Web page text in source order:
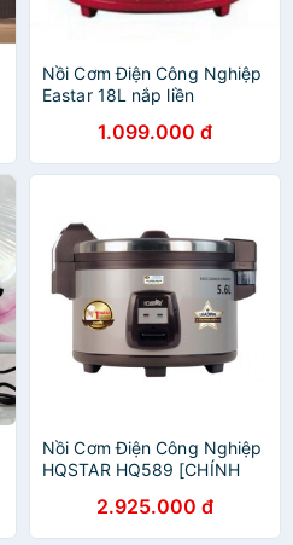
Nồi Cơm Điện Công Nghiệp
Eastar 18L nắp liền
1.099.000 đ
Nồi Cơm Điện Công Nghiệp
HQSTAR HQ589 [CHÍNH
2.925.000 đ